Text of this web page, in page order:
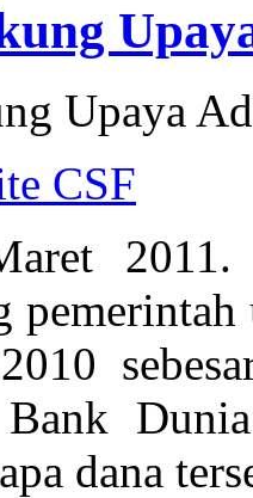
Upaya
CSF
Bank
dana